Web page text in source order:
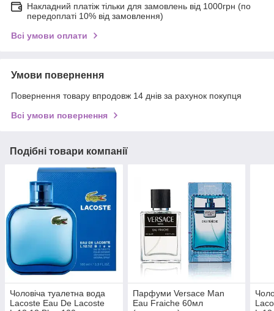
Накладний платіж тільки для замовлень від 1000грн (по
передоплаті 10% від замовлення)
Всі умови оплати
Умови повернення
Повернення товару впродовж 14 днів за рахунок покупця
Всі умови повернення
Подібні товари компанії
Чоловіча туалетна вода
Lacoste Eau De Lacoste
Парфуми Versace Man
Eau Fraiche 60мл